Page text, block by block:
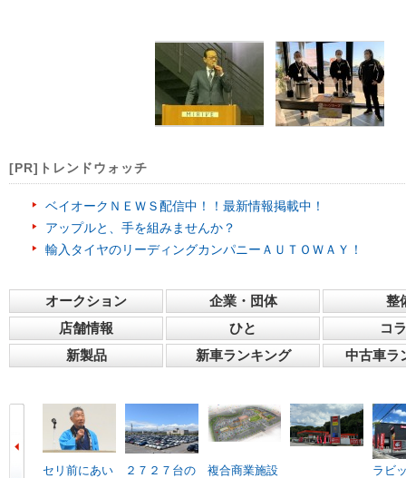
[PR]トレンドウォッチ
ベイオークＮＥＷＳ配信中！！最新情報掲載中！
アップルと、手を組みませんか？
輸入タイヤのリーディングカンパニーＡＵＴＯＷＡＹ！
オークション 企業・団体
整
店舗情報
ひと
コ
新製品
新車ランキング 中古車ラ
セリ前にあい
２７２７台の
複合商業施設
ラビ